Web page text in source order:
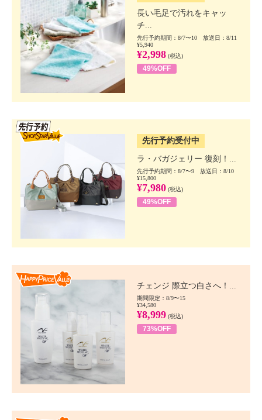
長い毛足で汚れをキャッ
チ...
先行予約期間：8/7〜10 放送日：8/11
¥5,940
¥2,998 (税込)
49%OFF
先行予約受付中
ラ・バガジェリー 復刻！...
先行予約期間：8/7〜9 放送日：8/10
¥15,800
¥7,980 (税込)
49%OFF
チェンジ 際立つ白さへ！...
期間限定：8/9〜15
¥34,580
¥8,999 (税込)
73%OFF